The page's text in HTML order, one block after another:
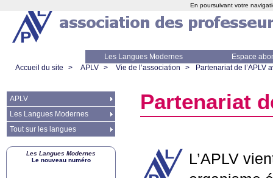
Les Langues Modernes
Espace
Accueil du site
> APLV > Vie de l’association > Partenariat de l’APLV
Partenariat
L’APLV
APLV
Les Langues Modernes
Tout sur les langues
Les Langues Modernes
Le nouveau numéro
En poursuivant votre